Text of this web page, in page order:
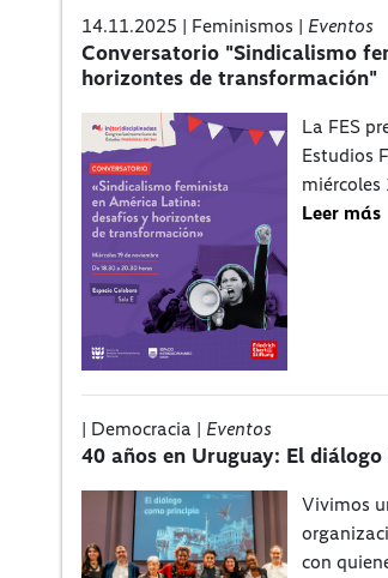
14.11.2025 | Feminismos | Eventos
Conversatorio "Sindicalismo
horizontes de transformación"
La FES
Estudios
miércoles
Leer más
| Democracia | Eventos
40 años en Uruguay: El
Vivimos
con